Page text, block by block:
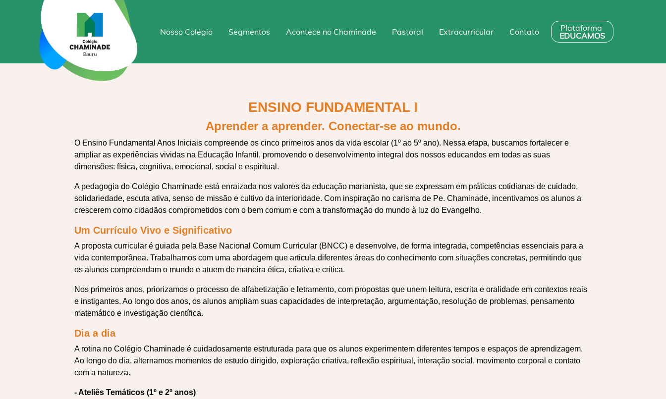
Nosso Colégio Segmentos Acontece no Chaminade Pastoral Extracurricular Contato
Plataforma
EDUCAMOS
ENSINO FUNDAMENTAL I
Aprender a aprender. Conectar-se ao mundo.
O Ensino Fundamental Anos Iniciais compreende os cinco primeiros anos da vida escolar (1º ao 5º ano). Nessa etapa, buscamos fortalecer e
ampliar as experiências vividas na Educação Infantil, promovendo o desenvolvimento integral dos nossos educandos em todas as suas
dimensões: física, cognitiva, emocional, social e espiritual.
A pedagogia do Colégio Chaminade está enraizada nos valores da educação marianista, que se expressam em práticas cotidianas de cuidado,
solidariedade, escuta ativa, senso de missão e cultivo da interioridade. Com inspiração no carisma de Pe. Chaminade, incentivamos os alunos a
crescerem como cidadãos comprometidos com o bem comum e com a transformação do mundo à luz do Evangelho.
Um Currículo Vivo e Significativo
A proposta curricular é guiada pela Base Nacional Comum Curricular (BNCC) e desenvolve, de forma integrada, competências essenciais para a
vida contemporânea. Trabalhamos com uma abordagem que articula diferentes áreas do conhecimento com situações concretas, permitindo que
os alunos compreendam o mundo e atuem de maneira ética, criativa e crítica.
Nos primeiros anos, priorizamos o processo de alfabetização e letramento, com propostas que unem leitura, escrita e oralidade em contextos reais
e instigantes. Ao longo dos anos, os alunos ampliam suas capacidades de interpretação, argumentação, resolução de problemas, pensamento
matemático e investigação científica.
Dia a dia
A rotina no Colégio Chaminade é cuidadosamente estruturada para que os alunos experimentem diferentes tempos e espaços de aprendizagem.
Ao longo do dia, alternamos momentos de estudo dirigido, exploração criativa, reflexão espiritual, interação social, movimento corporal e contato
com a natureza.
- Ateliês Temáticos (1º e 2º anos)